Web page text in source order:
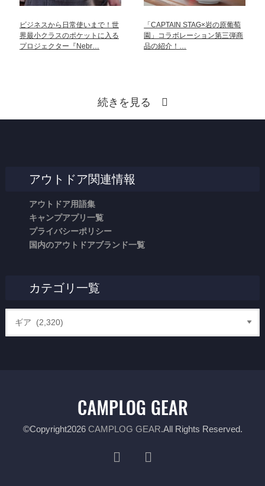
ビジネスから日常使いまで！世
界最小クラスのポケットに入る
プロジェクター『Nebr…
「CAPTAIN STAG×岩の原葡萄
園」コラボレーション第三弾商
品の紹介！…
続きを見る
アウトドア関連情報
アウトドア用語集
キャンプアプリ一覧
プライバシーポリシー
国内のアウトドアブランド一覧
カテゴリ一覧
©Copyright2026 CAMPLOG GEAR.All Rights Reserved.